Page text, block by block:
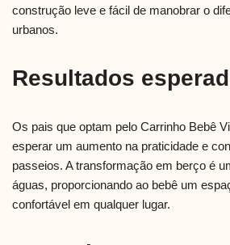
construção leve e fácil de manobrar o
urbanos.
Resultados
Os pais que optam pelo Carrinho Bebê
esperar um aumento na praticidade e
passeios. A transformação em berço é
águas, proporcionando ao bebê um
confortável em qualquer lugar.